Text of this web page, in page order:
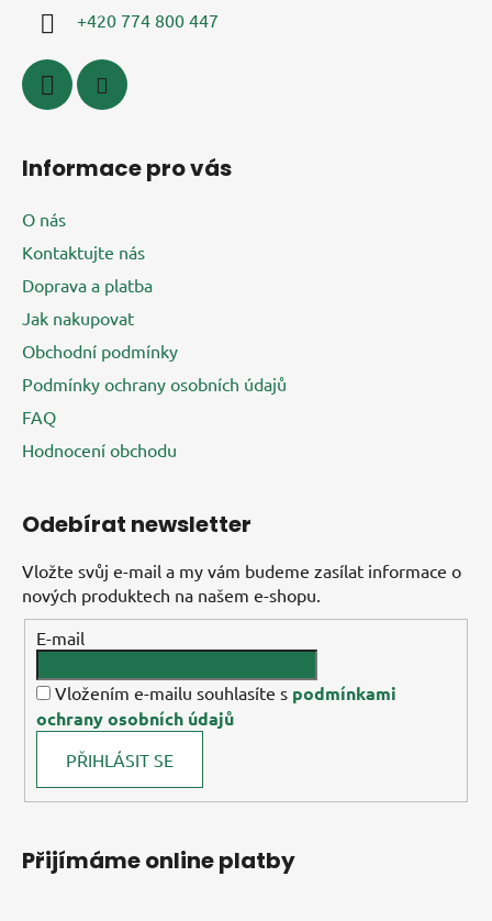
+420 774 800 447
Informace pro vás
O nás
Kontaktujte nás
Doprava a platba
Jak nakupovat
Obchodní podmínky
Podmínky ochrany osobních údajů
FAQ
Hodnocení obchodu
Odebírat newsletter
Vložte svůj e-mail a my vám budeme zasílat informace o
nových produktech na našem e-shopu.
E-mail
Vložením e-mailu souhlasíte s podmínkami
ochrany osobních údajů
PŘIHLÁSIT SE
Přijímáme online platby